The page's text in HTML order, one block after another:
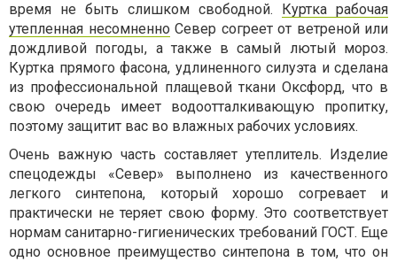
время не быть слишком свободной. Куртка рабочая
утепленная несомненно Север согреет от ветреной или
дождливой погоды, а также в самый лютый мороз.
Куртка прямого фасона, удлиненного силуэта и сделана
из профессиональной плащевой ткани Оксфорд, что в
свою очередь имеет водоотталкивающую пропитку,
поэтому защитит вас во влажных рабочих условиях.
Очень важную часть составляет утеплитель. Изделие
спецодежды «Север» выполнено из качественного
легкого синтепона, который хорошо согревает и
практически не теряет свою форму. Это соответствует
нормам санитарно-гигиенических требований ГОСТ. Еще
одно основное преимущество синтепона в том, что он